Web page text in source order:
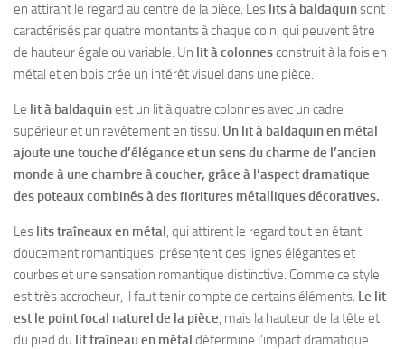
en attirant le regard au centre de la pièce. Les lits à baldaquinsont
caractérisés par quatre montants à chaque coin, qui peuvent être
de hauteur égale ou variable. Un lit à colonnesconstruit à la fois en
métal et en bois crée un intérêt visuel dans une pièce.
Le lit à baldaquinest un lit à quatre colonnes avec un cadre
supérieur et un revêtement en tissu. Un lit à baldaquin en métal
ajoute une touche d’élégance et un sens du charme de l’ancien
monde à une chambre à coucher, grâce à l’aspect dramatique
des poteaux combinés à des fioritures métalliques décoratives.
Les lits traîneaux en métal, qui attirent le regard tout en étant
doucement romantiques, présentent des lignes élégantes et
courbes et une sensation romantique distinctive. Comme ce style
est très accrocheur, il faut tenir compte de certains éléments. Le lit
est le point focal naturel de la pièce, mais la hauteur de la tête et
du pied du lit traîneau en métal détermine l’impact dramatique